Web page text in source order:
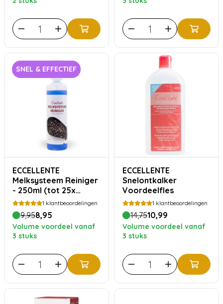
SNEL & EFFECTIEF
ECCELLENTE
Melksysteem Reiniger
- 250ml (tot 25x
reinigen)
1 klantbeoordelingen
9,958,95
Volume voordeel vanaf
3 stuks
ECCELLENTE
Snelontkalker
Voordeelfles
1 klantbeoordelingen
14,7510,99
Volume voordeel vanaf
3 stuks